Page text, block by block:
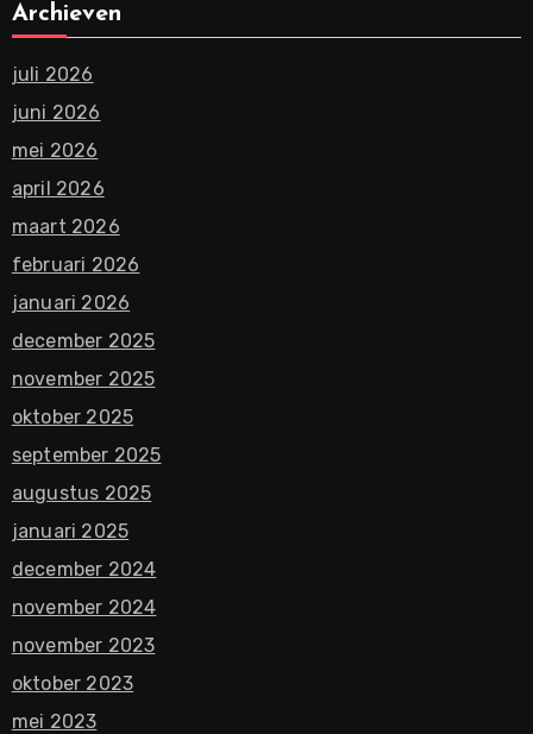
Archieven
juli 2026
juni 2026
mei 2026
april 2026
maart 2026
februari 2026
januari 2026
december 2025
november 2025
oktober 2025
september 2025
augustus 2025
januari 2025
december 2024
november 2024
november 2023
oktober 2023
mei 2023